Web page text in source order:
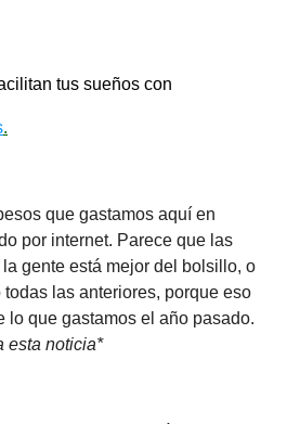
tus sueños con
.
que gastamos aquí en
por internet. Parece que las
gente está mejor del bolsillo, o
las anteriores, porque eso
lo que gastamos el año pasado.
esta noticia*